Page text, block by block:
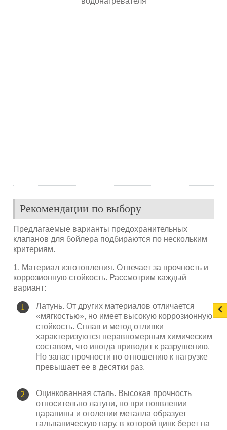
Рекомендации по выбору
Предлагаемые варианты предохранительных
клапанов для бойлера подбираются по нескольким
критериям.
1. Материал изготовления. Отвечает за прочность и
коррозионную стойкость. Рассмотрим каждый
вариант:
Латунь. От других материалов отличается
«мягкостью», но имеет высокую коррозионную
стойкость. Сплав и метод отливки
характеризуются неравномерным химическим
составом, что иногда приводит к разрушению.
Но запас прочности по отношению к нагрузке
превышает ее в десятки раз.
Оцинкованная сталь. Высокая прочность
относительно латуни, но при появлении
царапины и оголении металла образует
гальваническую пару, в которой цинк берет на